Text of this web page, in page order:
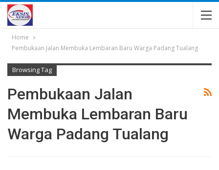
Home
Pembukaan Jalan Membuka Lembaran Baru Warga Padang Tualang
Browsing Tag
Pembukaan Jalan
Membuka Lembaran Baru
Warga Padang Tualang